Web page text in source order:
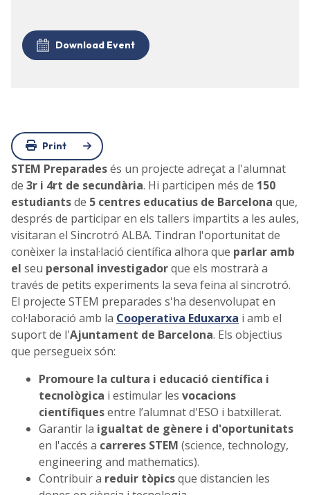
Download Event
Print
STEM Preparadesés un projecte adreçat a l'alumnat
de 3r i 4rt de secundària. Hi participen més de 150
estudiantsde 5 centres educatius de Barcelona que,
després de participar en els tallers impartits a les aules,
visitaran el Sincrotró ALBA. Tindran l'oportunitat de
conèixer la instal·lació científica alhora que parlar amb
el seu personal investigadorque els mostrarà a
través de petits experiments la seva feina al sincrotró.
El projecte STEM preparades s'ha desenvolupat en
col·laboració amb la Cooperativa Eduxarxa i amb el
suport de l'Ajuntament de Barcelona. Els objectius
que persegueix són:
Promoure la cultura i educació científica i
tecnològica i estimular les vocacions
científiquesentre l’alumnat d'ESO i batxillerat.
Garantir la igualtat de gènere i d'oportunitats
en l'accés a carreres STEM (science, technology,
engineering and mathematics).
Contribuir a reduir tòpicsque distancien les